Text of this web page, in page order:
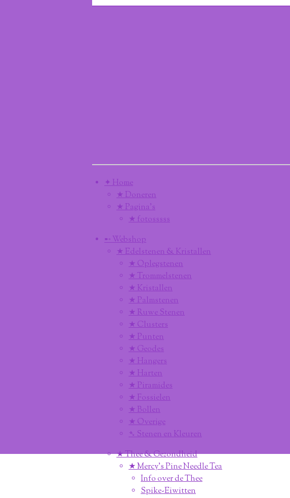
✦ Home
★ Doneren
★ Pagina’s
★ fotosssss
➸ Webshop
★ Edelstenen & Kristallen
★ Oplegstenen
★ Trommelstenen
★ Kristallen
★ Palmstenen
★ Ruwe Stenen
★ Clusters
★ Punten
★ Geodes
★ Hangers
★ Harten
★ Piramides
★ Fossielen
★ Bollen
★ Overige
➴ Stenen en Kleuren
★ Thee & Gezondheid
★ Mercy's Pine Needle Tea
Info over de Thee
Spike-Eiwitten